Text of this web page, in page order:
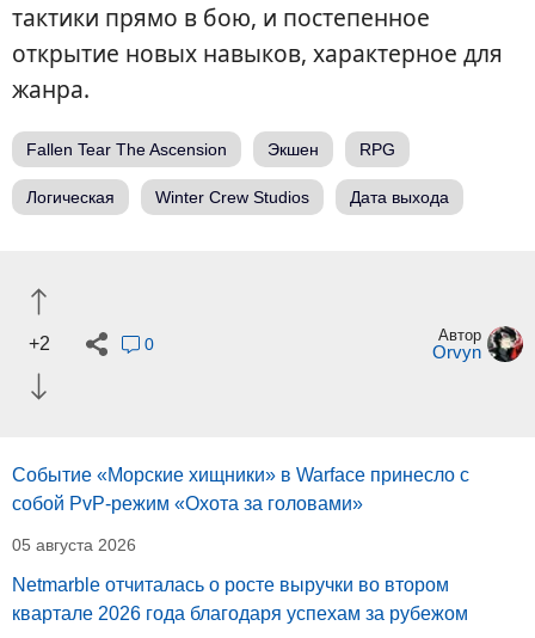
тактики прямо в бою, и постепенное
открытие новых навыков, характерное для
жанра.
Fallen Tear The Ascension Экшен RPG
Логическая Winter Crew Studios Дата выхода
+2 0 Автор
Orvyn
Событие «Морские хищники» в Warface принесло с
собой PvP-режим «Охота за головами»
05 августа 2026
Netmarble отчиталась о росте выручки во втором
квартале 2026 года благодаря успехам за рубежом